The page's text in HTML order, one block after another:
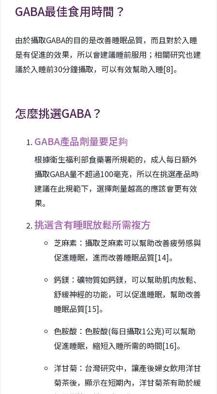
GABA最佳食用時間？
由於攝取GABA的目的是改善睡眠品質，而且對於入睡
是有促進的效果，所以會建議睡前服用；相關研究也建
議於入睡前30分鐘攝取，可以有效幫助入睡[8]。
怎麼挑選GABA？
GABA產品劑量要足夠
根據衛生福利部食藥署所規範的，成人每日額外
攝取GABA量不超過100毫克，所以在挑選產品時
建議在此規範下，選擇劑量越高的應該會更有效
果。
挑選含有睡眠放鬆所需複方
芝麻素：攝取芝麻素可以幫助改善疲勞感與
促進睡眠，進而改善睡眠品質[14]。
鈣鎂：礦物質如鈣鎂，可以幫助肌肉放鬆、
舒緩神經的功能，可以促進睡眠，幫助改善
睡眠品質[15]。
色胺酸：色胺酸(每日攝取1公克)可以幫助
促進睡眠，縮短入睡所需的時間[16]。
洋甘菊：台灣研究中，讓產後婦女飲用洋甘
菊茶後，顯示在短期內，洋甘菊茶有助於緩